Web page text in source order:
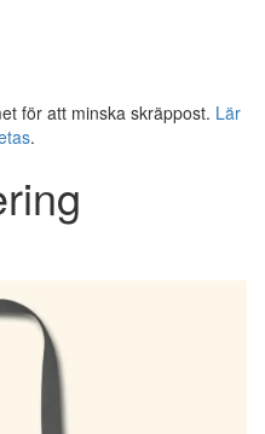
för att minska skräppost. Lär
.